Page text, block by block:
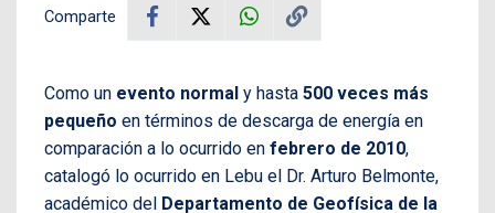
Comparte
Como un evento normal y hasta 500 veces más
pequeño en términos de descarga de energía en
comparación a lo ocurrido en febrero de 2010,
catalogó lo ocurrido en Lebu el Dr. Arturo Belmonte,
académico del Departamento de Geofísica de la